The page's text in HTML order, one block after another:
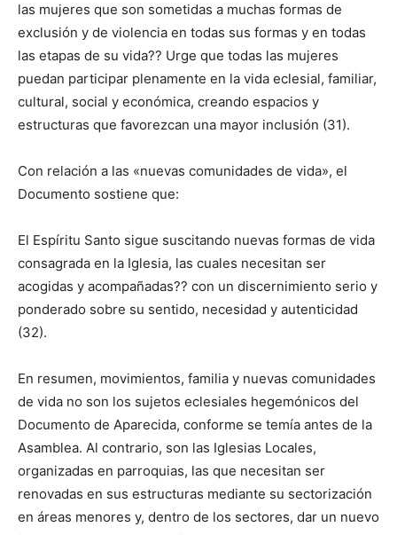
las mujeres que son sometidas a muchas formas de
exclusión y de violencia en todas sus formas y en todas
las etapas de su vida?? Urge que todas las mujeres
puedan participar plenamente en la vida eclesial, familiar,
cultural, social y económica, creando espacios y
estructuras que favorezcan una mayor inclusión (31).
Con relación a las «nuevas comunidades de vida», el
Documento sostiene que:
El Espíritu Santo sigue suscitando nuevas formas de vida
consagrada en la Iglesia, las cuales necesitan ser
acogidas y acompañadas?? con un discernimiento serio y
ponderado sobre su sentido, necesidad y autenticidad
(32).
En resumen, movimientos, familia y nuevas comunidades
de vida no son los sujetos eclesiales hegemónicos del
Documento de Aparecida, conforme se temía antes de la
Asamblea. Al contrario, son las Iglesias Locales,
organizadas en parroquias, las que necesitan ser
renovadas en sus estructuras mediante su sectorización
en áreas menores y, dentro de los sectores, dar un nuevo